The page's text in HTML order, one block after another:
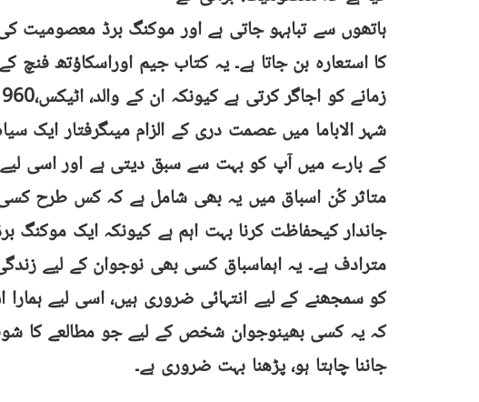
ہاتھوں سے تباہہو جاتی ہے اور موکنگ برڈ معصومیت
کا استعارہ بن جاتا ہے۔ یہ کتاب جیم اوراسکاؤتھ فنچ
شہر الاباما میں عصمت دری کے الزام میںگرفتار ایک
کے بارے میں آپ کو بہت سے سبق دیتی ہے اور اسی لیے
متاثر کُن اسباق میں یہ بھی شامل ہے کہ کس طرح
جاندار کیحفاظت کرنا بہت اہم ہے کیونکہ ایک موکنگ
مترادف ہے۔ یہ اہماسباق کسی بھی نوجوان کے لیے
کو سمجھنے کے لیے انتہائی ضروری ہیں، اسی لیے
کہ یہ کسی بھینوجوان شخص کے لیے جو مطالعے کا
جاننا چاہتا ہو، پڑھنا بہت ضروری ہے۔